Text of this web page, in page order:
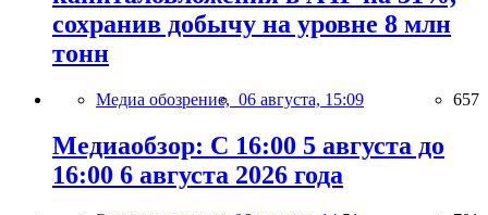
сохранив добычу на уровне 8 млн
тонн
Медиа обозрение, 06 августа, 15:09 657
Медиаобзор: С 16:00 5 августа до
16:00 6 августа 2026 года